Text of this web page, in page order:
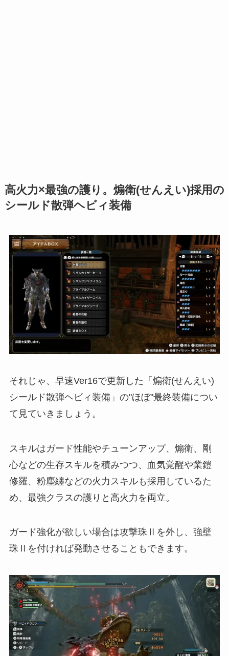
高火力×最強の護り。煽衛(せんえい)採用の
シールド散弾ヘビィ装備
それじゃ、早速Ver16で更新した「煽衛(せんえい)
シールド散弾ヘビィ装備」の"ほぼ"最終装備につい
て見ていきましょう。
スキルはガード性能やチューンアップ、煽衛、剛
心などの生存スキルを積みつつ、血気覚醒や業鎧
修羅、粉塵纏などの火力スキルも採用しているた
め、最強クラスの護りと高火力を両立。
ガード強化が欲しい場合は攻撃珠Ⅱを外し、強壁
珠Ⅱを付ければ発動させることもできます。